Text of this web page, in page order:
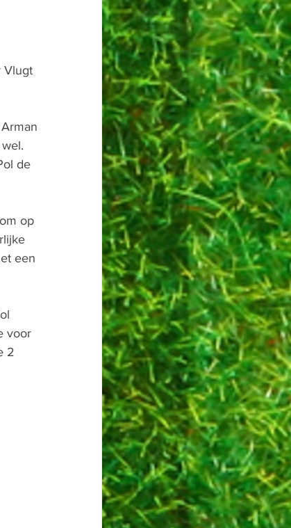
Vlugt
de
op
een
voor
2